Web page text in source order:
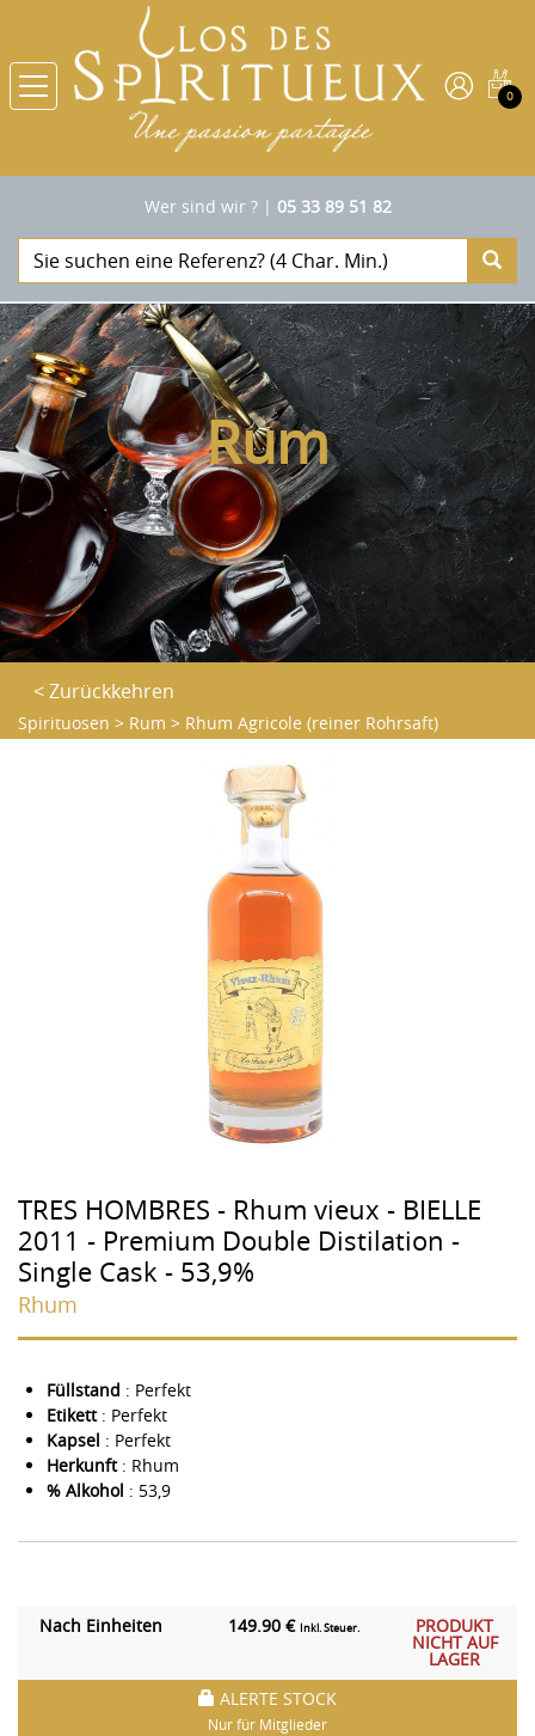
0
Wer sind wir ?| 05 33 89 51 82
Rum
< Zurückkehren
Spirituosen > Rum > Rhum Agricole (reiner Rohrsaft)
TRES HOMBRES - Rhum vieux - BIELLE
2011 - Premium Double Distilation -
Single Cask - 53,9%
Rhum
Füllstand : Perfekt
Etikett: Perfekt
Kapsel : Perfekt
Herkunft: Rhum
% Alkohol : 53,9
Nach Einheiten 149.90 €Inkl. Steuer. PRODUKT
NICHT AUF
LAGER
ALERTE STOCK
Nur für Mitglieder